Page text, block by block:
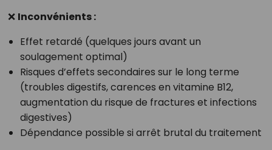
❌ Inconvénients :
Effet retardé (quelques jours avant un
soulagement optimal)
Risques d’effets secondaires sur le long terme
(troubles digestifs, carences en vitamine B12,
augmentation du risque de fractures et infections
digestives)
Dépendance possible si arrêt brutal du traitement